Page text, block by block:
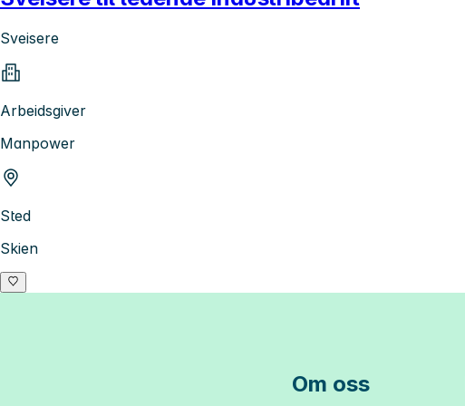
Sveisere
Arbeidsgiver
Manpower
Sted
Skien
Om oss